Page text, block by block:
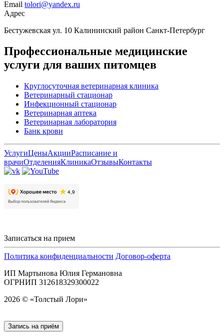
Email tolori@yandex.ru
Адрес
Бестужевская ул. 10 Калининский район Санкт-Петербург
Профессиональные медицинские
услуги для ваших питомцев
Круглосуточная ветеринарная клиника
Ветеринарный стационар
Инфекционный стационар
Ветеринарная аптека
Ветеринарная лаборатория
Банк крови
УслугиЦеныАкцииРасписание и
врачиОтделенияКлиникаОтзывыКонтакты
Записаться на прием
Политика конфиденциальности Договор-оферта
ИП Мартынова Юлия Германовна
ОГРНИП 312618329300022
2026 © «Толстый Лори»
Запись на приём